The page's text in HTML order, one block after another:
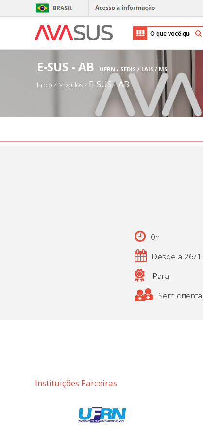
E-SUS - AB UFRN / SEDIS / LAIS / MS
Início / Módulos/ E-SUS - AB
0h
Desde a 26/
Para
Sem
Instituições Parceiras